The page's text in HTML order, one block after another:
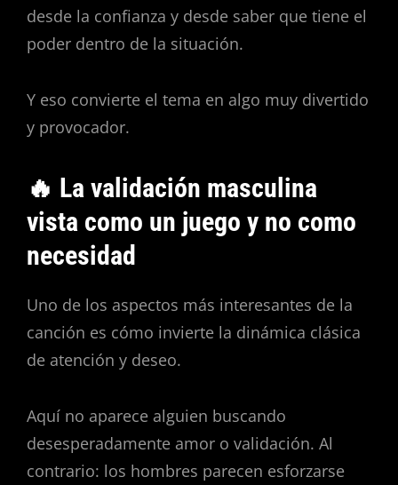
desde la confianza y desde saber que tiene el
poder dentro de la situación.
Y eso convierte el tema en algo muy divertido
y provocador.
🔥 La validación masculina
vista como un juego y no como
necesidad
Uno de los aspectos más interesantes de la
canción es cómo invierte la dinámica clásica
de atención y deseo.
Aquí no aparece alguien buscando
desesperadamente amor o validación. Al
contrario: los hombres parecen esforzarse